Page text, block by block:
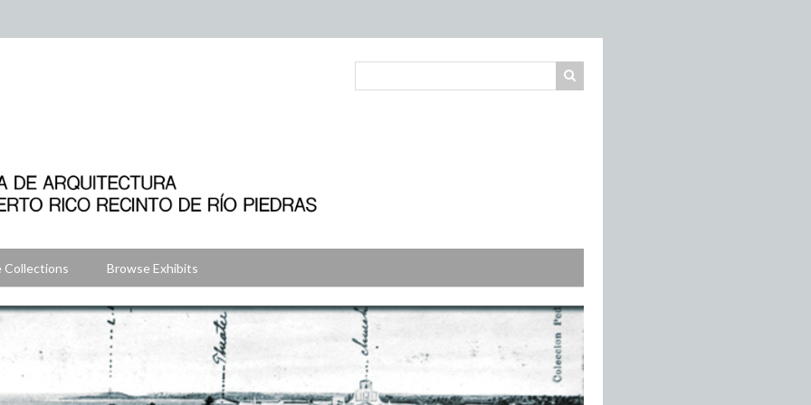
Collections Browse Exhibits